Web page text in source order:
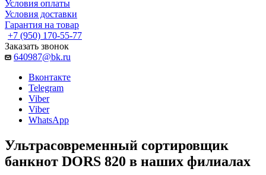
Условия оплаты
Условия доставки
Гарантия на товар
+7 (950) 170-55-77
Заказать звонок
640987@bk.ru
Вконтакте
Telegram
Viber
Viber
WhatsApp
Ультрасовременный сортировщик
банкнот DORS 820 в наших филиалах